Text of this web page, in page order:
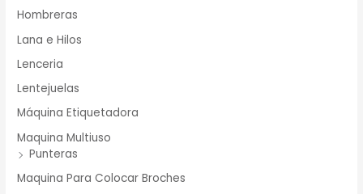
Hombreras
Lana e Hilos
Lenceria
Lentejuelas
Máquina Etiquetadora
Maquina Multiuso
Punteras
Maquina Para Colocar Broches